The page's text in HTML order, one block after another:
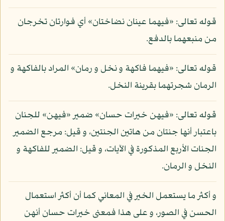
قوله تعالى: «فيهما عينان نضاختان» أي فوارتان تخرجان
من منبعهما بالدفع.
قوله تعالى: «فيهما فاكهة و نخل و رمان» المراد بالفاكهة و
الرمان شجرتهما بقرينة النخل.
قوله تعالى: «فيهن خيرات حسان» ضمير «فيهن» للجنان
باعتبار أنها جنتان من هاتين الجنتين، و قيل: مرجع الضمير
الجنات الأربع المذكورة في الآيات، و قيل: الضمير للفاكهة و
النخل و الرمان.
و أكثر ما يستعمل الخير في المعاني كما أن أكثر استعمال
الحسن في الصور، و على هذا فمعنى خيرات حسان أنهن